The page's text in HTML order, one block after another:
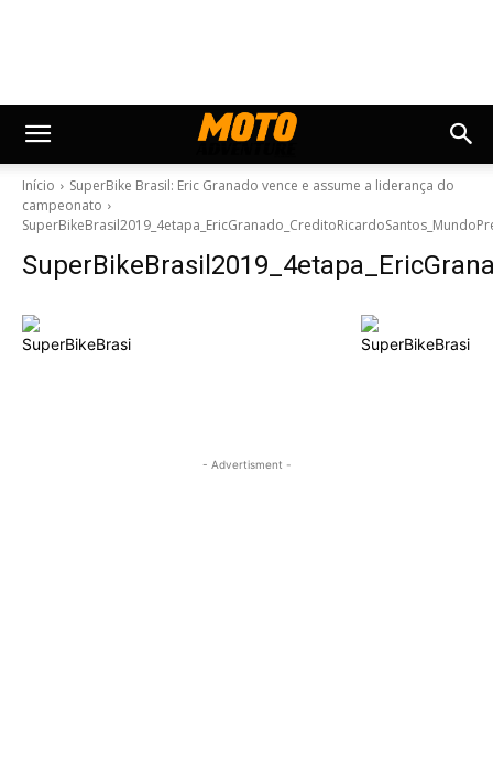
Início
SuperBike Brasil: Eric Granado vence e assume a liderança do
campeonato
- Advertisment -